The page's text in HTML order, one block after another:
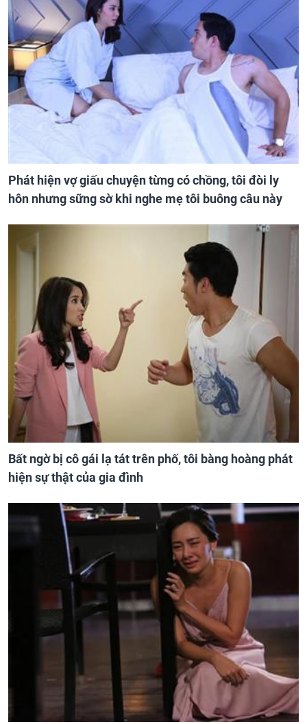
Phát hiện vợ giấu chuyện từng có chồng, tôi đòi ly
hôn nhưng sững sờ khi nghe mẹ tôi buông câu này
Bất ngờ bị cô gái lạ tát trên phố, tôi bàng hoàng phát
hiện sự thật của gia đình